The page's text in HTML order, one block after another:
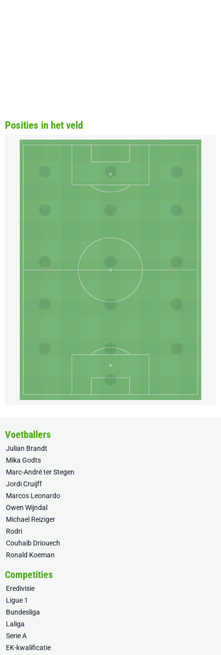
Posities in het veld
Voetballers
Julian Brandt
Mika Godts
Marc-André ter Stegen
Jordi Cruijff
Marcos Leonardo
Owen Wijndal
Michael Reiziger
Rodri
Couhaib Driouech
Ronald Koeman
Competities
Eredivisie
Ligue 1
Bundesliga
Laliga
Serie A
EK-kwalificatie